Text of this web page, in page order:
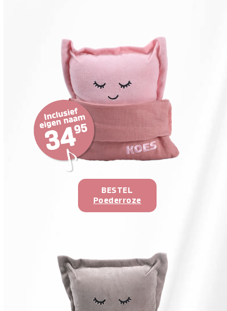
BESTEL
Poederroze